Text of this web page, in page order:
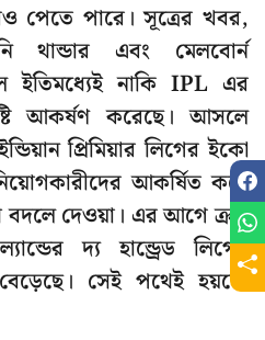
পেতে পারে। সূত্রের খবর,
থান্ডার এবং মেলবোর্ন
ইতিমধ্যেই নাকি IPL এর
আকর্ষণ করেছে। আসলে
প্রিমিয়ার লিগের ইকো
আকর্ষিত করে
বদলে দেওয়া। এর আগে ক্রস
দ্য হান্ড্রেড লিগের
সেই পথেই হয়তো